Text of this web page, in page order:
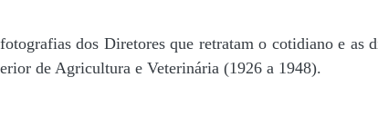
dos Diretores que retratam o cotidiano e as
de Agricultura e Veterinária (1926 a 1948).